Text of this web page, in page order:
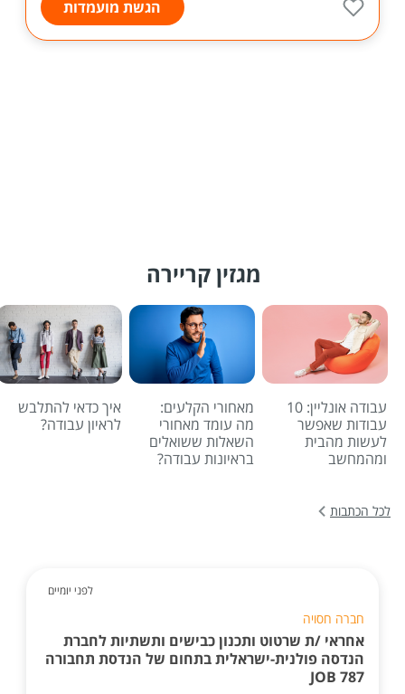
הגשת מועמדות
מגזין קריירה
עבודה אונליין: 10
עבודות שאפשר
לעשות מהבית
ומהמחשב
מאחורי הקלעים:
מה עומד מאחורי
השאלות ששואלים
בראיונות עבודה?
איך כדאי להתלבש
לראיון עבודה?
לכל הכתבות
לפני יומיים
חברה חסויה
אחראי /ת שרטוט ותכנון כבישים ותשתיות לחברת
הנדסה פולנית-ישראלית בתחום של הנדסת תחבורה
JOB 787